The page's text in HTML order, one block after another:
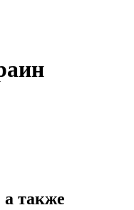
также